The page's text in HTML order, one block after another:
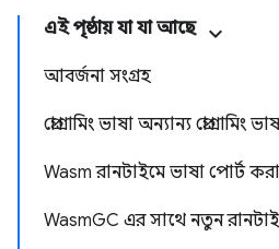
এই পৃষ্ঠায় যা যা আছে
আবর্জনা সংগ্রহ
প্রোগ্রামিং ভাষা অন্যান্য প্রোগ্রামিং
Wasm রানটাইমে ভাষা পোর্ট
WasmGC এর সাথে নতুন রানটাইমে